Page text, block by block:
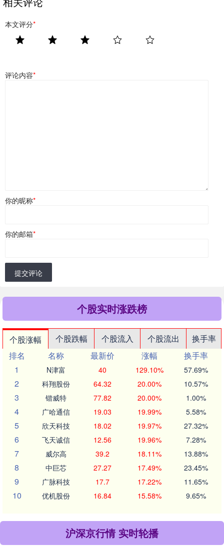
本文评分*
评论内容*
你的昵称*
你的邮箱*
提交评论
个股实时涨跌榜
个股涨幅 个股跌幅 个股流入 个股流出
换手率
排名
名称 最新价 涨幅
换手率
1
N津富 40 129.10% 57.69%
2 科翔股份 64.32 20.00% 10.57%
3 锴威特 77.82 20.00% 1.00%
4 广哈通信 19.03 19.99% 5.58%
5 欣天科技 18.02 19.97% 27.32%
6 飞天诚信 12.56 19.96% 7.28%
7 威尔高 39.2 18.11% 13.88%
8 中巨芯 27.27 17.49% 23.45%
9 广脉科技 17.7 17.22% 11.65%
10 优机股份 16.84 15.58% 9.65%
沪深京行情 实时轮播